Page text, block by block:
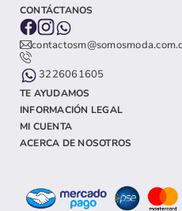
CONTÁCTANOS
3226061605
TE AYUDAMOS
INFORMACIÓN LEGAL
MI CUENTA
ACERCA DE NOSOTROS